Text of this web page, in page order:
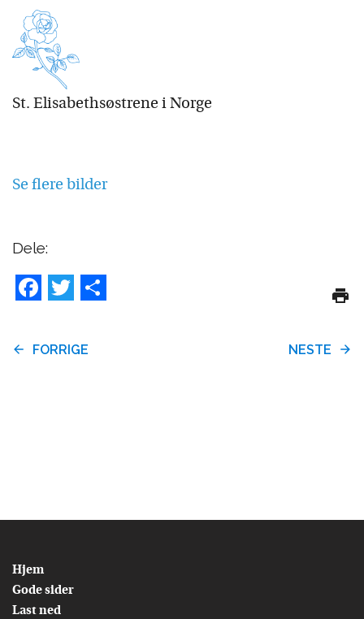
St. Elisabethsøstrene i Norge
Se flere bilder
Dele:
Facebook
Twitter
FORRIGE NESTE
Hjem
Gode sider
Last ned